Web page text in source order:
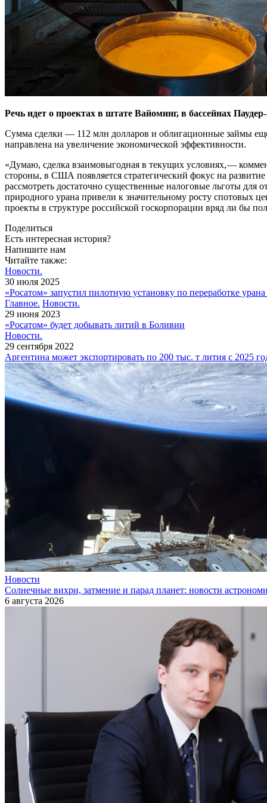
Речь идет о проектах в штате Вайоминг, в бассейнах
Сумма сделки — ​112 млн долларов и облигационные займы
направлена на увеличение экономической эффективности.
«Думаю, сделка взаимовыгодная в текущих условиях, —
стороны, в США появляется стратегический фокус на
рассмотреть достаточно существенные налоговые льготы
природного урана привели к значительному росту спотовых
проекты в структуре российской госкорпорации вряд ли бы
Поделиться
Есть интересная история?
Напишите нам
Читайте также:
Новости.
30 июля 2025
«Росатом» запустил пилотную установку по переработке
Главное. Новости.
29 июня 2023
«Росатом» будет добывать литий в Боливии
Новости.
29 сентября 2022
Аргентина может экспортировать по 200 тыс. т лития с 2025
Новости
Солнечные вихри, затмение и парад планет: новости
6 августа 2026